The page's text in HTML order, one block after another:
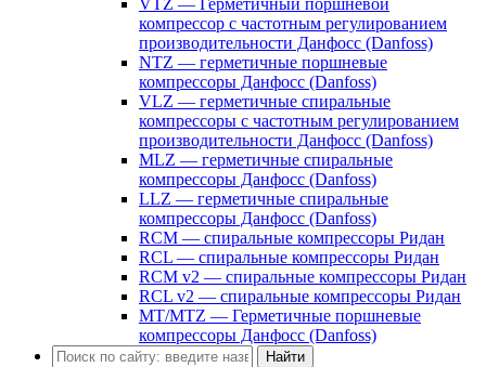
VTZ — Герметичный поршневой
компрессор с частотным регулированием
производительности Данфосс (Danfoss)
NTZ — герметичные поршневые
компрессоры Данфосс (Danfoss)
VLZ — герметичные спиральные
компрессоры с частотным регулированием
производительности Данфосс (Danfoss)
MLZ — герметичные спиральные
компрессоры Данфосс (Danfoss)
LLZ — герметичные спиральные
компрессоры Данфосс (Danfoss)
RCM — спиральные компрессоры Ридан
RCL — спиральные компрессоры Ридан
RCM v2 — спиральные компрессоры Ридан
RCL v2 — спиральные компрессоры Ридан
MT/MTZ — Герметичные поршневые
компрессоры Данфосс (Danfoss)
Найти